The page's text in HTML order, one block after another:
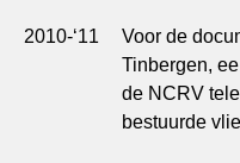
2010-‘11
Voor de
Tinbergen,
de NCRV
bestuurde